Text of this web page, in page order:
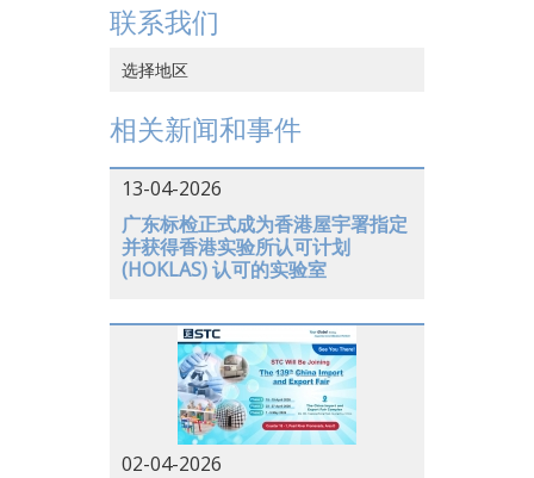
联系我们
选择地区
中国香港
越南
日本
相关新闻和事件
13-04-2026
广东标检正式成为香港屋宇署指定
并获得香港实验所认可计划
(HOKLAS) 认可的实验室
02-04-2026